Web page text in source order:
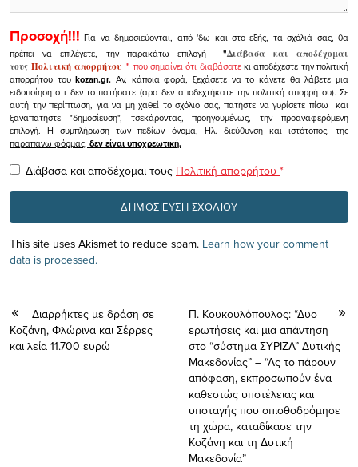
Προσοχή!!! Για να δημοσιεύονται, από 'δω και στο εξής, τα σχόλιά σας, θα
πρέπει να επιλέγετε, την παρακάτω επιλογή
"Διάβασα και αποδέχομαι
τουςΠολιτική απορρήτου" που σημαίνει ότι διαβάσατεκι αποδέχεστε την πολιτική
απορρήτου τουkozan.gr. Αν, κάποια φορά, ξεχάσετε να το κάνετε θα λάβετε μια
ειδοποίηση ότι δεν το πατήσατε (αρα δεν αποδεχτήκατε την πολιτική απορρήτου). Σε
αυτή την περίπτωση, για να μη χαθεί το σχόλιο σας, πατήστε να γυρίσετε πίσω και
ξαναπατήστε "δημοσίευση", τσεκάροντας, προηγουμένως, την προαναφερόμενη
επιλογή.Η συμπλήρωση των πεδίων όνομα, Ηλ. διεύθυνση και ιστότοπος, της
παραπάνω φόρμας, δεν είναι υποχρεωτική.
Διάβασα και αποδέχομαι τους Πολιτική απορρήτου *
This site uses Akismet to reduce spam. Learn how your comment
data is processed.
Διαρρήκτες με δράση σε
Κοζάνη, Φλώρινα και Σέρρες
και λεία 11.700 ευρώ
Π. Κουκουλόπουλος: “Δυο
ερωτήσεις και μια απάντηση
στο “σύστημα ΣΥΡΙΖΑ” Δυτικής
Μακεδονίας” – “Ας το πάρουν
απόφαση, εκπροσωπούν ένα
καθεστώς υποτέλειας και
υποταγής που οπισθοδρόμησε
τη χώρα, καταδίκασε την
Κοζάνη και τη Δυτική
Μακεδονία”